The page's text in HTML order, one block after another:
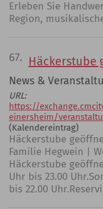
Erleben Sie
Region,
67. Häckerstube
News &
URL:
https://
einersheim/
(Kalendereintrag)
Häckerstube
Familie Hegwein |
Häckerstube
Uhr bis 23.00
bis 22.00